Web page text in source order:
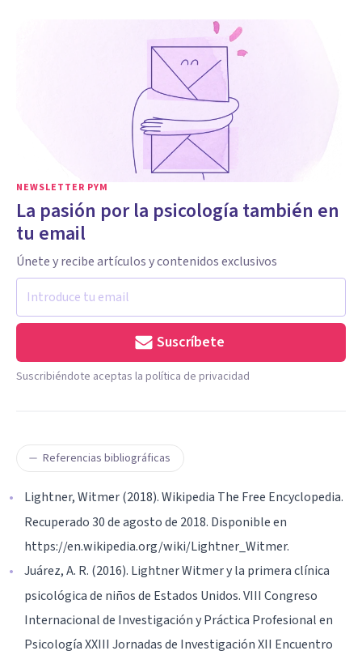
NEWSLETTER PYM
La pasión por la psicología también en
tu email
Únete y recibe artículos y contenidos exclusivos
Suscríbete
Suscribiéndote aceptas la política de privacidad
Referencias bibliográficas
Lightner, Witmer (2018). Wikipedia The Free Encyclopedia.
Recuperado 30 de agosto de 2018. Disponible en
https://en.wikipedia.org/wiki/Lightner_Witmer.
Juárez, A. R. (2016). Lightner Witmer y la primera clínica
psicológica de niños de Estados Unidos. VIII Congreso
Internacional de Investigación y Práctica Profesional en
Psicología XXIII Jornadas de Investigación XII Encuentro